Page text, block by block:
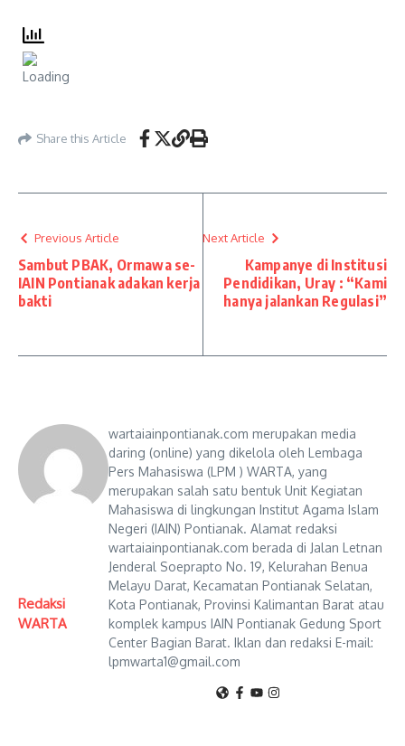
Share this Article
Previous Article
Sambut PBAK, Ormawa se-
IAIN Pontianak adakan kerja
bakti
Next Article
Kampanye di Institusi
Pendidikan, Uray : “Kami
hanya jalankan Regulasi”
Redaksi
WARTA
wartaiainpontianak.com merupakan media
daring (online) yang dikelola oleh Lembaga
Pers Mahasiswa (LPM ) WARTA, yang
merupakan salah satu bentuk Unit Kegiatan
Mahasiswa di lingkungan Institut Agama Islam
Negeri (IAIN) Pontianak. Alamat redaksi
wartaiainpontianak.com berada di Jalan Letnan
Jenderal Soeprapto No. 19, Kelurahan Benua
Melayu Darat, Kecamatan Pontianak Selatan,
Kota Pontianak, Provinsi Kalimantan Barat atau
komplek kampus IAIN Pontianak Gedung Sport
Center Bagian Barat. Iklan dan redaksi E-mail:
lpmwarta1@gmail.com